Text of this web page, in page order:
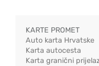
KARTE PROMET
Auto karta Hrvatske
Karta autocesta
Karta granični